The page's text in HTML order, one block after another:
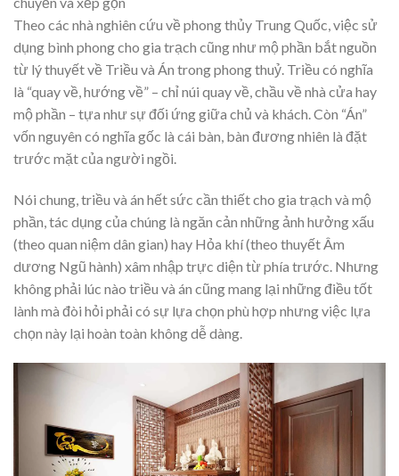
Theo các nhà nghiên cứu về phong thủy Trung Quốc, việc sử
dụng bình phong cho gia trạch cũng như mộ phần bắt nguồn
từ lý thuyết về Triều và Án trong phong thuỷ. Triều có nghĩa
là “quay về, hướng về” – chỉ núi quay về, chầu về nhà cửa hay
mộ phần – tựa như sự đối ứng giữa chủ và khách. Còn “Án”
vốn nguyên có nghĩa gốc là cái bàn, bàn đương nhiên là đặt
trước mặt của người ngồi.
Nói chung, triều và án hết sức cần thiết cho gia trạch và mộ
phần, tác dụng của chúng là ngăn cản những ảnh hưởng xấu
(theo quan niệm dân gian) hay Hỏa khí (theo thuyết Âm
dương Ngũ hành) xâm nhập trực diện từ phía trước. Nhưng
không phải lúc nào triều và án cũng mang lại những điều tốt
lành mà đòi hỏi phải có sự lựa chọn phù hợp nhưng việc lựa
chọn này lại hoàn toàn không dễ dàng.